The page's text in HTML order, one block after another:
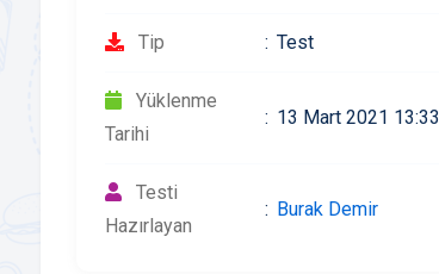
Tip Test
Yüklenme
Tarihi
13 Mart 2021 13:33
Testi
Hazırlayan
Burak Demir